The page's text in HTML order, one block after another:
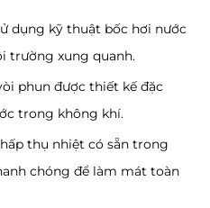
dụng kỹ thuật bốc hơi nước
trường xung quanh.
phun được thiết kế đặc
trong không khí.
thụ nhiệt có sẵn trong
chóng để làm mát toàn